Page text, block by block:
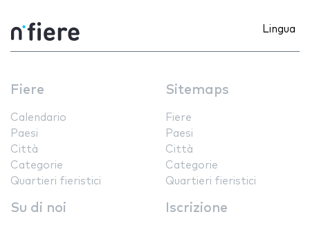
Lingua
Fiere
Calendario
Paesi
Città
Categorie
Quartieri fieristici
Sitemaps
Fiere
Paesi
Città
Categorie
Quartieri fieristici
Su di noi Iscrizione